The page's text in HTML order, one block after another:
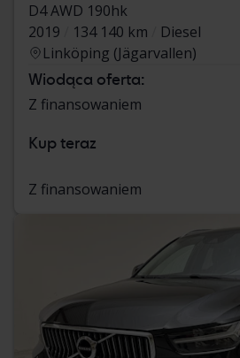
D4 AWD 190hk
2019
134 140 km
Diesel
Linköping (Jägarvallen)
Wiodąca oferta:
Z finansowaniem
Kup teraz
Z finansowaniem